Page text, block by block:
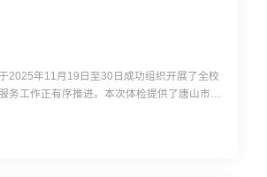
2025年11月19日至30日成功组织开展了全校
工作正有序推进。本次体检提供了唐山市中